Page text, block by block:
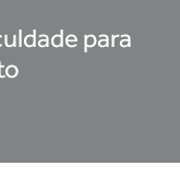
para